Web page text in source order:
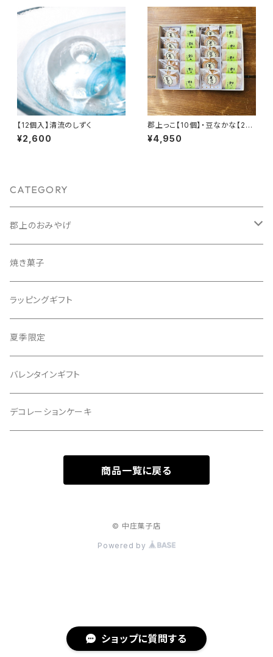
ショップに質問する
【12個入】清流のしずく
¥2,600
郡上っこ【10個】・豆なかな【20
個】セット
¥4,950
CATEGORY
郡上のおみやげ
人気商品詰め合わせ
焼き菓子
ラッピングギフト
夏季限定
バレンタインギフト
デコレーションケーキ
商品一覧に戻る
© 中庄菓子店
Powered by